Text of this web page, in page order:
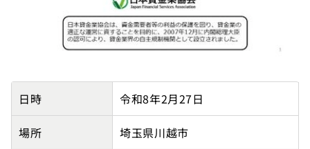
【埼玉県金融リテラシー向上パートナー】埼玉県立川越
日時 令和8年2月27日
場所 埼玉県川越市